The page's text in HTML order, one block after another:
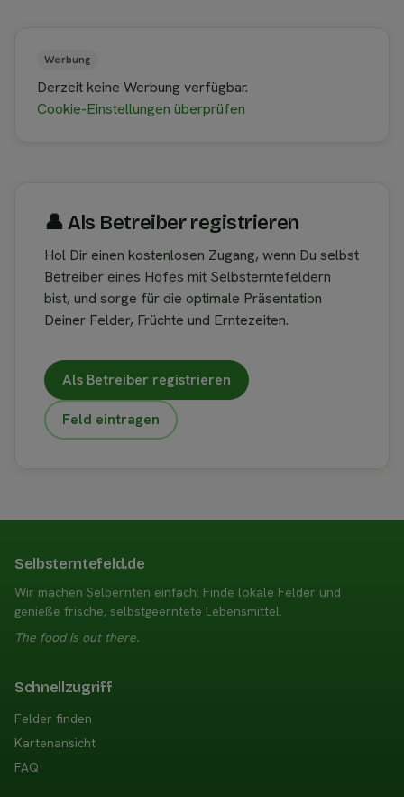
Werbung
Derzeit keine Werbung verfügbar.
Cookie-Einstellungen überprüfen
👤︎ Als Betreiber registrieren
Hol Dir einen kostenlosen Zugang, wenn Du selbst
Betreiber eines Hofes mit Selbsterntefeldern
bist, und sorge für die optimale Präsentation
Deiner Felder, Früchte und Erntezeiten.
Als Betreiber registrieren
Feld eintragen
Selbsterntefeld.de
Wir machen Selbernten einfach: Finde lokale Felder und
genieße frische, selbstgeerntete Lebensmittel.
The food is out there.
Schnellzugriff
Felder finden
Kartenansicht
FAQ